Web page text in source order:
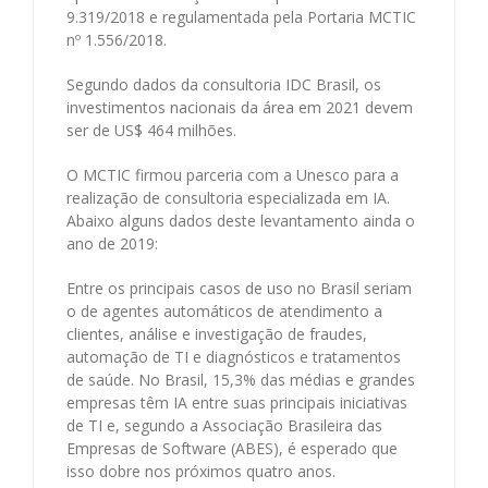
9.319/2018 e regulamentada pela Portaria MCTIC
nº 1.556/2018.
Segundo dados da consultoria IDC Brasil, os
investimentos nacionais da área em 2021 devem
ser de US$ 464 milhões.
O MCTIC firmou parceria com a Unesco para a
realização de consultoria especializada em IA.
Abaixo alguns dados deste levantamento ainda o
ano de 2019:
Entre os principais casos de uso no Brasil seriam
o de agentes automáticos de atendimento a
clientes, análise e investigação de fraudes,
automação de TI e diagnósticos e tratamentos
de saúde. No Brasil, 15,3% das médias e grandes
empresas têm IA entre suas principais iniciativas
de TI e, segundo a Associação Brasileira das
Empresas de Software (ABES), é esperado que
isso dobre nos próximos quatro anos.